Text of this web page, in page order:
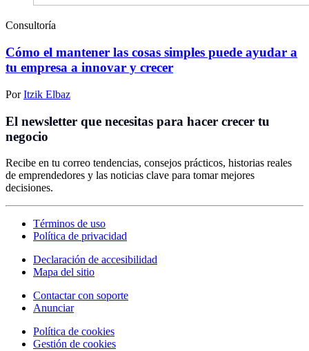
Consultoría
Cómo el mantener las cosas simples puede ayudar a
tu empresa a innovar y crecer
PorItzik Elbaz
El newsletter que necesitas para hacer crecer tu
negocio
Recibe en tu correo tendencias, consejos prácticos, historias reales
de emprendedores y las noticias clave para tomar mejores
decisiones.
Términos de uso
Política de privacidad
Declaración de accesibilidad
Mapa del sitio
Contactar con soporte
Anunciar
Política de cookies
Gestión de cookies